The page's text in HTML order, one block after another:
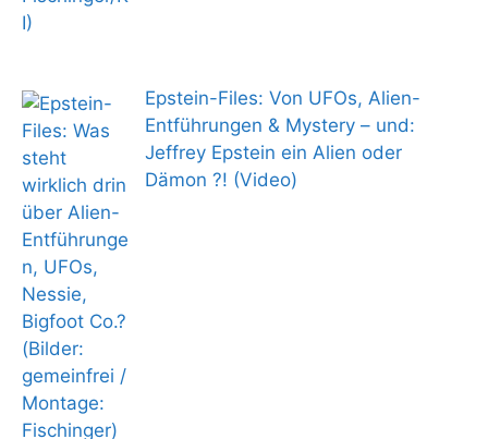
Epstein-Files: Von UFOs, Alien-
Entführungen & Mystery – und:
Jeffrey Epstein ein Alien oder
Dämon ?! (Video)